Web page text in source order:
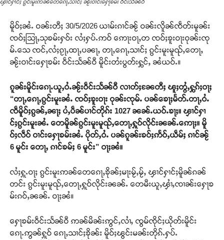
ၾၢင်ႁၢင်ႈ ၵွင်းမူးဢၼ်တေၵေႃႇသၢင်ႈ ၼႂ်းဝၢင်းႁေႃၶမ်း ဝဵင်းသႅၼ်ဝီ
မိူဝ်ႈၼႆႉ ဝၼ်းတီႈ 30/5/2026 ယၢမ်းၵၢင်ၼႂ် ဝၼ်းလိူၼ်ၸဵတ်းမူၼ်း
ၸဝ်ႈသြႃႇသုၶမ်းႁဝ်း လႆႈႁပ်ႉဢဝ် ဢေႃးဝႃႇတ ၸဝ်ႈၶူးဝႃးဝုၼ်းၸု
မ်ႉသေ ၸင်ႇလႆႈၵႂႃႇထႃႇပၼႃႇ တႃႇၵေႃႇသၢင်ႈ ၵွင်းမူးမူၺ်ႇတေႃႇ
ၼႂ်းဝၢင်းႁေႃၶမ်း ဝဵင်းသႅၼ်ဝီ မိူင်းတႆးပွတ်းႁွင်ႇ ၼႆယဝ်ႉ။
ၵူၼ်းမိူင်းၵေႃႉယူႇဝႆႉၼႂ်းဝဵင်းသႅၼ်ဝီ လၢတ်ႈၼႄတီႈ ၽူႈတွႆႇႁွၵ်ႈဝႃႈ
“တႃႇၵေႃႇၵွင်းမူးၼႆႉ ၸဝ်ႈၶူးဝႃး ဝုၼ်းၸုမ်ႉ ပၼ်ၶေႃႈမႅတ်ႉတႃႇဝႆႉ
ၸဵမိူဝ်ႈၵွၼ်ႇၼႃႈ ပႆႇပဵၼ်ပၢင်တိုၵ်း 1027 ၼၼ်ႉယဝ်ႉၶႃႈ။ ၾၢင်ႁၢ
င်ႈၵွင်းမူးၼႆႉ တေမိူၼ်ၵွင်းမူးမူၺ်ႇတေႃႇႁူဝ်လိုင်းၼၼ်ႉဢေႃႈ။ မိူ
ဝ်ႈလဵဝ် ဝၢင်းႁေႃၶမ်းၼႆႉ ပိုတ်ႇဝႆႉ ပၼ်ၵူၼ်းၶဝ်ႈဢႅဝ်ႇယဵမ်ႈ ၵၢင်ၼႂ်
6 မူင်း တေႃႇ ၵၢင်ၶမ်ႈ 6 မူင်း” ဝႃႈၼႆ။
လႆႈႁူႉဝႃႈ ၵွင်းမူးဢၼ်တေၵေႃႇၶိုၼ်ႈမႃးမႂ်ႇမႂ်ႇ ၾၢင်ႁၢင်ႈမိူၼ်ၵၼ်
တင်း ၵွင်းမူးမူၺ်ႇတေႃႇႁူဝ်လိုင်းၼၼ်ႉ တေမီးယူႇၾၢႆႇၸၢၼ်းႁေႃၶ
မ်းၵဝ်ႇၼၼ်ႉ ဝႃႈၼႆ။
ႁေႃၶမ်းဝဵင်းသႅၼ်ဝီ ဢၼ်မိၼ်းဢွင်ႇလၢႆႇ ၸွမ်ၸိုင်ႈယိုတ်းမိူင်း
ၵေႃႉဢွၼ်ႁူဝ် ၵေႃႇသၢင်ႈၶိုၼ်း မိူဝ်ႈၽွင်းမၼ်းတိုၵ်ႉႁပ်ႉ